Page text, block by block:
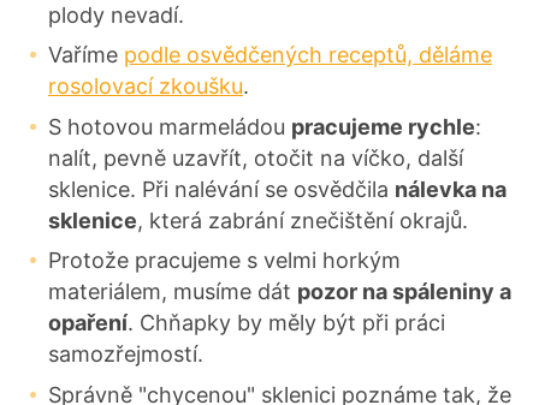
plody nevadí.
Vaříme podle osvědčených receptů, děláme
rosolovací zkoušku.
S hotovou marmeládou pracujeme rychle:
nalít, pevně uzavřít, otočit na víčko, další
sklenice. Při nalévání se osvědčila nálevka na
sklenice, která zabrání znečištění okrajů.
Protože pracujeme s velmi horkým
materiálem, musíme dát pozor na spáleniny a
opaření. Chňapky by měly být při práci
samozřejmostí.
Správně "chycenou" sklenici poznáme tak, že